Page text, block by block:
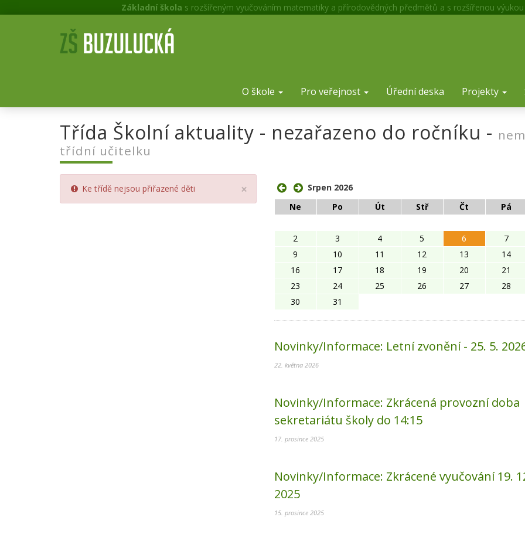
Základní škola s rozšířeným vyučováním matematiky a přírodovědných předmětů a s rozšířenou
O škole Pro veřejnost Úřední deska Projekty
Třída Školní aktuality - nezařazeno do ročníku -
třídní učitelku
×Close
Ke třídě nejsou přiřazené děti
Srpen 2026
Ne
Po Út Stř Čt Pá
2
3 4 5 6 7
9
10 11 12 13 14
16
17 18 19 20 21
23
24 25 26 27 28
30
31
Novinky/Informace: Letní zvonění - 25. 5.
22. května 2026
Novinky/Informace: Zkrácená provozní doba
sekretariátu školy do 14:15
17. prosince 2025
Novinky/Informace: Zkrácené vyučování 19.
2025
15. prosince 2025